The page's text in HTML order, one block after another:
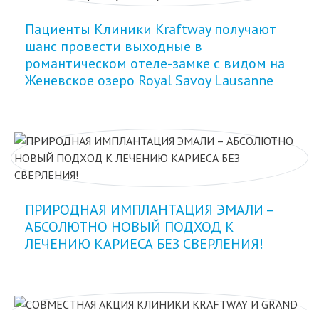
Пациенты Клиники Kraftway получают
шанс провести выходные в
романтическом отеле-замке с видом на
Женевское озеро Royal Savoy Lausanne
ПРИРОДНАЯ ИМПЛАНТАЦИЯ ЭМАЛИ –
АБСОЛЮТНО НОВЫЙ ПОДХОД К
ЛЕЧЕНИЮ КАРИЕСА БЕЗ СВЕРЛЕНИЯ!